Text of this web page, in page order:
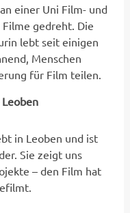
einer Uni Film- und
gedreht. Die
lebt seit einigen
Menschen
für Film teilen.
in Leoben und ist
Sie zeigt uns
– den Film hat